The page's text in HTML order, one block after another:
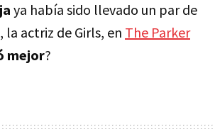
ya había sido llevado un par de
, la actriz de Girls, en The Parker
mejor?